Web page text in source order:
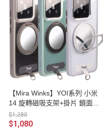
【Mira Winks】YOI系列 小米
14 旋轉磁吸支架+掛片 鏡面版
保護殼
$1,280
$1,080